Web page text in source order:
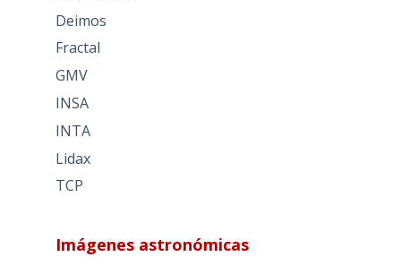
Deimos
Fractal
GMV
INSA
INTA
Lidax
TCP
Imágenes astronómicas